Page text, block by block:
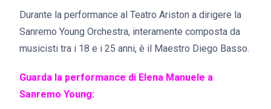
Durante la performance al Teatro Ariston a dirigere la
Sanremo Young Orchestra, interamente composta da
musicisti tra i 18 e i 25 anni, è il Maestro Diego Basso.
Guarda la performance di Elena Manuele a
Sanremo Young: